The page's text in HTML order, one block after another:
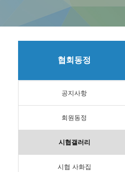
협회동정
공지사항
회원동정
시협갤러리
시협 사화집